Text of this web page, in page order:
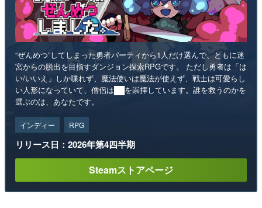
“ぜんめつ”してしまった勇者パーティから1人だけ選んで、ともに迷
宮からの脱出を目指すダンジョン探索RPGです。 ただし勇者は「は
い/いいえ」しか喋れず、魔法使いは魔法が使えず、戦士は可愛らし
い人形になっていて、僧侶は██を崇拝しています。誰を救うのかを
選ぶのは、あなたです。
インディー RPG
リリース日：2026年第4四半期
Steamストアページ